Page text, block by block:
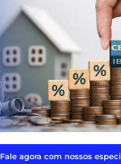
Fale agora com nossos